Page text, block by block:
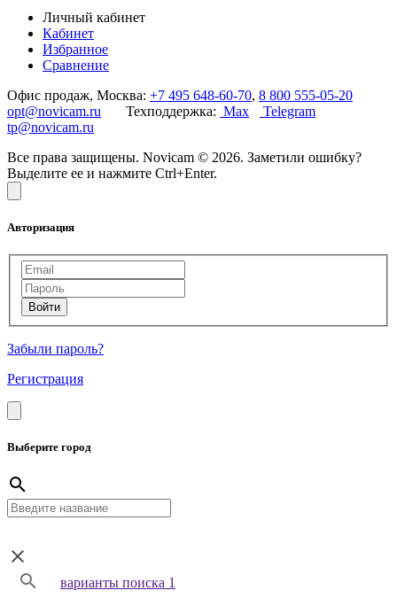
Личный кабинет
Кабинет
Избранное
Сравнение
Офис продаж, Москва: +7 495 648-60-70, 8 800 555-05-20
opt@novicam.ru Техподдержка: Max
Telegram
tp@novicam.ru
Все права защищены. Novicam © 2026. Заметили ошибку?
Выделите ее и нажмите Ctrl+Enter.
Авторизация
Забыли пароль?
Регистрация
Выберите город
варианты поиска 1